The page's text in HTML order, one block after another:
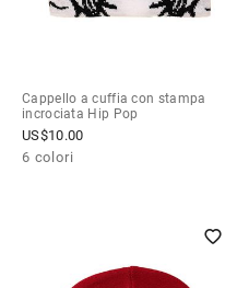
Cappello a cuffia con stampa
incrociata Hip Pop
US$10.00
6 colori